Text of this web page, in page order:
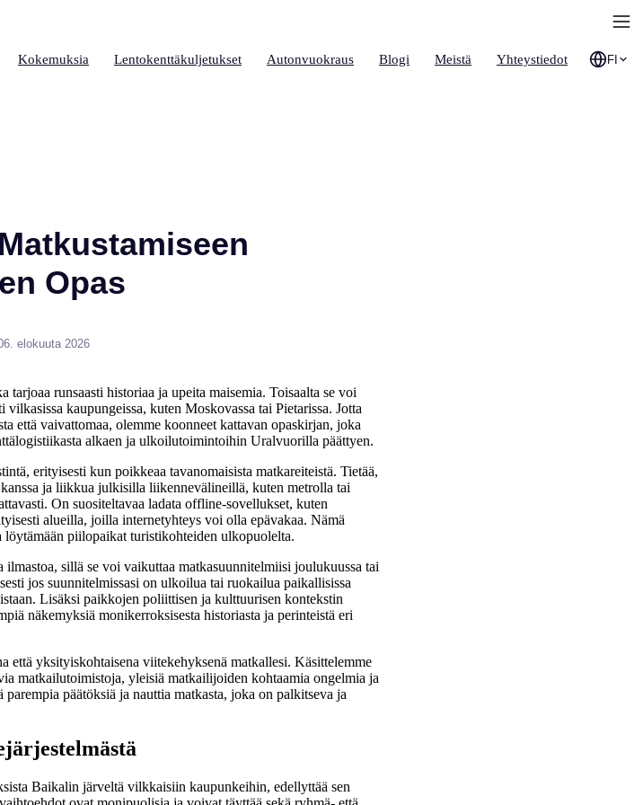
Kokemuksia Lentokenttäkuljetukset Autonvuokraus Blogi Meistä Yhteystiedot FI
Opas
elokuuta 2026
runsaasti historiaa ja upeita maisemia. Toisaalta se voi
kaupungeissa, kuten Moskovassa tai Pietarissa. Jotta
että vaivattomaa, olemme koonneet kattavan opaskirjan, joka
alkaen ja ulkoilutoimintoihin Uralvuorilla päättyen.
erityisesti kun poikkeaa tavanomaisista matkareiteistä. Tietää,
ja liikkua julkisilla liikennevälineillä, kuten metrolla tai
On suositeltavaa ladata offline-sovellukset, kuten
alueilla, joilla internetyhteys voi olla epävakaa. Nämä
piilopaikat turistikohteiden ulkopuolelta.
ilmastoa, sillä se voi vaikuttaa matkasuunnitelmiisi joulukuussa tai
jos suunnitelmissasi on ulkoilua tai ruokailua paikallisissa
Lisäksi paikkojen poliittisen ja kulttuurisen kontekstin
näkemyksiä monikerroksisesta historiasta ja perinteistä eri
että yksityiskohtaisena viitekehyksenä matkallesi. Käsittelemme
matkailutoimistoja, yleisiä matkailijoiden kohtaamia ongelmia ja
päätöksiä ja nauttia matkasta, joka on palkitseva ja
Baikalin järveltä vilkkaisiin kaupunkeihin, edellyttää sen